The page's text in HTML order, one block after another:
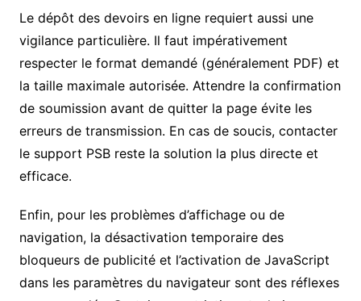
Le dépôt des devoirs en ligne requiert aussi une
vigilance particulière. Il faut impérativement
respecter le format demandé (généralement PDF) et
la taille maximale autorisée. Attendre la confirmation
de soumission avant de quitter la page évite les
erreurs de transmission. En cas de soucis, contacter
le support PSB reste la solution la plus directe et
efficace.
Enfin, pour les problèmes d’affichage ou de
navigation, la désactivation temporaire des
bloqueurs de publicité et l’activation de JavaScript
dans les paramètres du navigateur sont des réflexes